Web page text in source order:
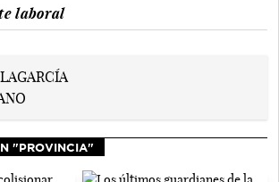
laboral
"PROVINCIA"